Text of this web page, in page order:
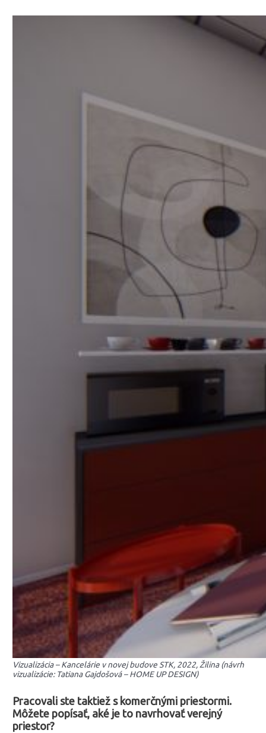
Vizualizácia – Kancelárie v novej budove STK, 2022, Žilina (návrh
vizualizácie: Tatiana Gajdošová – HOME UP DESIGN)
Pracovali ste taktiež s komerčnými priestormi.
Môžete popísať, aké je to navrhovať verejný
priestor?